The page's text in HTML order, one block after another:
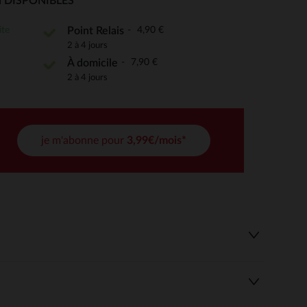
de confidentialité, en garantissant la conformité avec
Point Relais 4,90 €
2 à 4 jours
À domicile 7,90 €
2 à 4 jours
je m'abonne pour 3,99€/mois*